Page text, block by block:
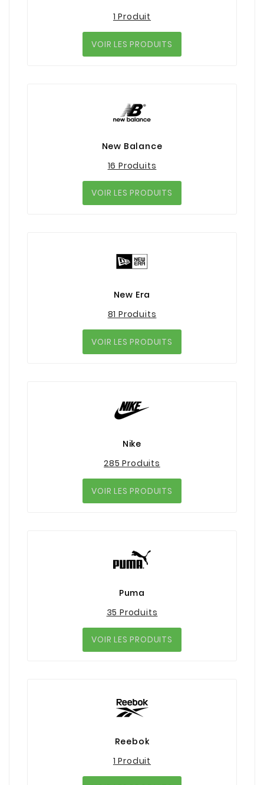
1 Produit
VOIR LES PRODUITS
New Balance
16 Produits
VOIR LES PRODUITS
New Era
81 Produits
VOIR LES PRODUITS
Nike
285 Produits
VOIR LES PRODUITS
Puma
35 Produits
VOIR LES PRODUITS
Reebok
1 Produit